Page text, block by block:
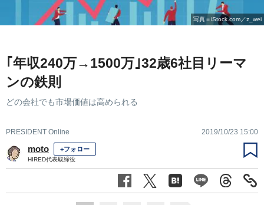
写真＝iStock.com／z_wei
｢年収240万→1500万｣32歳6社目リーマ
ンの鉄則
どの会社でも市場価値は高められる
PRESIDENT Online 2019/10/23 15:00
moto +フォロー
HIRED代表取締役